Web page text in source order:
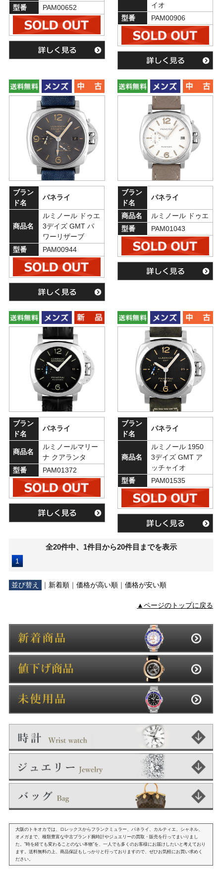
型番
PAM00652
イオ
型番
PAM00906
ブラン
ド名
パネライ
商品名
ルミノール ドゥエ
3デイズ GMT パ
ワーリザーブ
型番
PAM00944
ブラン
ド名
パネライ
商品名
ルミノール ドゥエ
型番
PAM01043
ブラン
ド名
パネライ
商品名
ルミノールマリー
ナ クアランタ
型番
PAM01372
ブラン
ド名
パネライ
商品名
ルミノール 1950
3デイズ GMT ア
ッチャイオ
型番
PAM01535
全20件中、1件目から20件目までを表示
1
並び替え ｜ 新着順｜ 価格が高い順｜ 価格が安い順
▲ページのトップに戻る
大阪のトキオカでは、ロレックスからフランクミュラー、パネライ、カルティエ、シャネル、
オメガまで、種類豊富な中古ブランド腕時計やジュエリーの買取・販売を行ってまいりまし
た。"時を経ても変わることのない本物"を、一人でも多くのお客様にお届けしたいと考えており
ます。送料無料の上、商品保証もしっかりと行っておりますので、ぜひお気軽にお買い求めく
ださい。